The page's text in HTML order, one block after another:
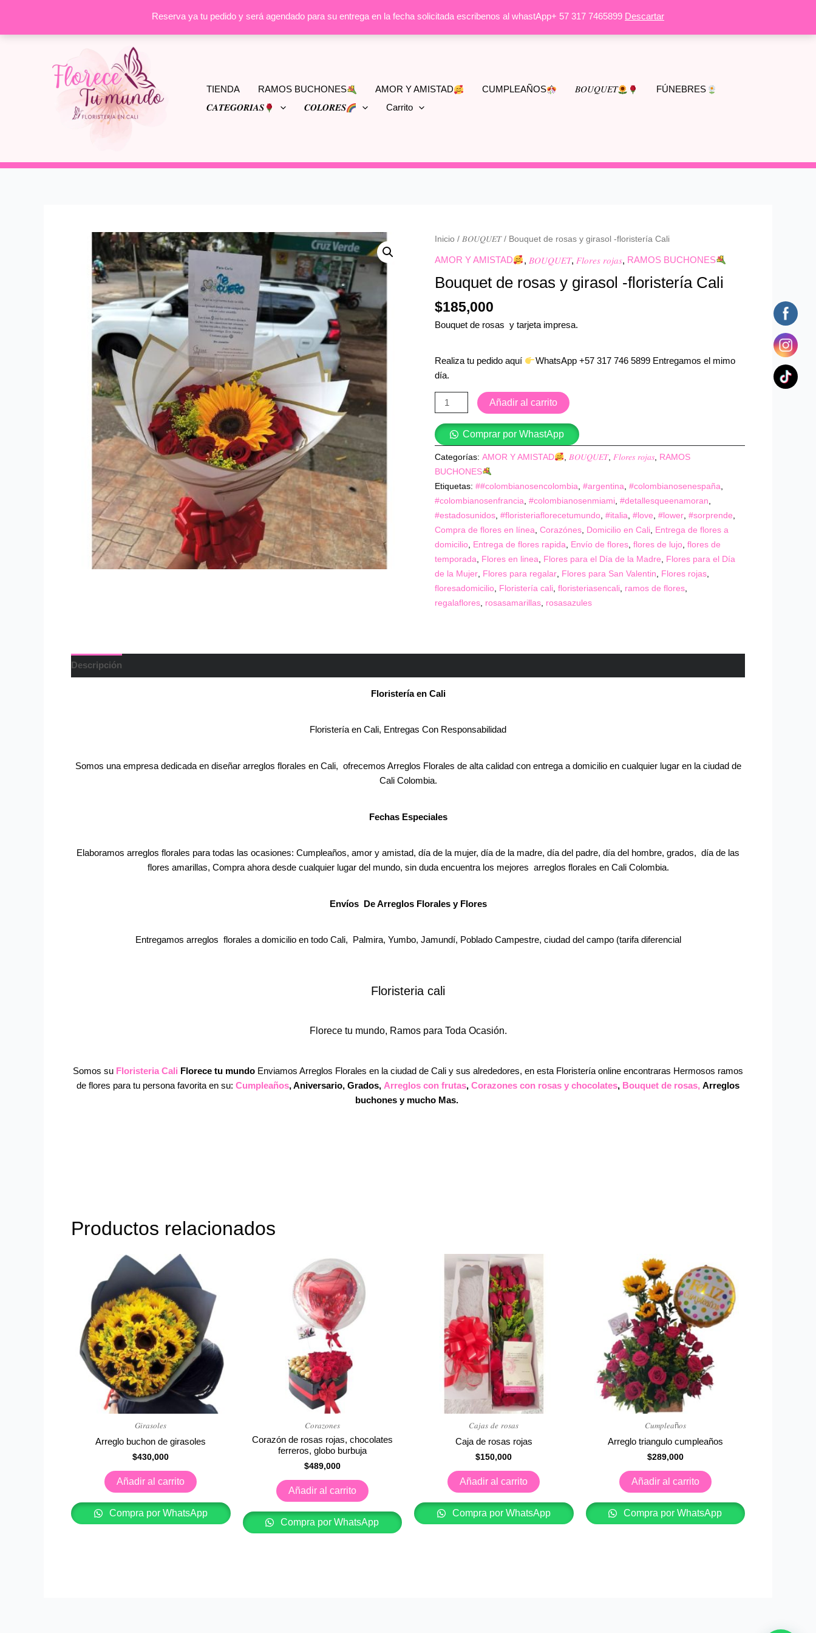
Reserva ya tu pedido y será agendado para su entrega en la fecha solicitada escribenos al whastApp+ 57 317 7465899 Descartar
TIENDA
RAMOS BUCHONES AMOR Y AMISTAD CUMPLEAÑOS 𝐵𝑂𝑈𝑄𝑈𝐸𝑇
FÚNEBRES
𝑪𝑨𝑻𝑬𝑮𝑶𝑹𝑰𝑨𝑺
𝑪𝑶𝑳𝑶𝑹𝑬𝑺 Carrito
Inicio /𝐵𝑂𝑈𝑄𝑈𝐸𝑇/ Bouquet de rosas y girasol -floristería Cali
AMOR Y AMISTAD 𝐵𝑂𝑈𝑄𝑈𝐸𝑇, 𝐹𝑙𝑜𝑟𝑒𝑠 𝑟𝑜𝑗𝑎𝑠, RAMOS BUCHONES
Bouquet de rosas y girasol -floristería Cali
$185,000
Bouquet de rosas y tarjeta impresa.
Realiza tu pedido aquí
WhatsApp +57 317 746 5899 Entregamos el mimo
día.
Bouquet
y
-
floristería
cantidad
Añadir al carrito
Comprar por WhastApp
Categorías:AMOR Y AMISTAD , 𝐵𝑂𝑈𝑄𝑈𝐸𝑇, 𝐹𝑙𝑜𝑟𝑒𝑠 𝑟𝑜𝑗𝑎𝑠, RAMOS
BUCHONES
Etiquetas:##colombianosencolombia,#argentina,#colombianosenespaña,
#colombianosenfrancia,#colombianosenmiami,#detallesqueenamoran,
#estadosunidos,#floristeriaflorecetumundo,#italia,#love,#lower,#sorprende,
Compra de flores en línea,Corazónes, Domicilio en Cali, Entrega de flores a
domicilio, Entrega de flores rapida, Envío de flores,flores de lujo,flores de
temporada, Flores en linea, Flores para el Día de la Madre, Flores para el Día
de la Mujer, Flores para regalar, Flores para San Valentin, Flores rojas,
floresadomicilio, Floristería cali,floristeriasencali, ramos de flores,
regalaflores, rosasamarillas, rosasazules
Descripción
Floristería en Cali
Floristería en Cali, Entregas Con Responsabilidad
Somos una empresa dedicada en diseñar arreglos florales en Cali, ofrecemos Arreglos Florales de alta calidad con entrega a domicilio en cualquier lugar en la ciudad de
Cali Colombia.
Fechas Especiales
Elaboramos arreglos florales para todas las ocasiones: Cumpleaños, amor y amistad, día de la mujer, día de la madre, día del padre, día del hombre, grados, día de las
flores amarillas, Compra ahora desde cualquier lugar del mundo, sin duda encuentra los mejores arreglos florales en Cali Colombia.
Envíos De Arreglos Florales y Flores
Entregamos arreglos florales a domicilio en todo Cali, Palmira, Yumbo, Jamundí, Poblado Campestre, ciudad del campo (tarifa diferencial
Floristeria cali
Florece tu mundo, Ramos para Toda Ocasión.
Somos su Floristeria Cali Florece tu mundo Enviamos Arreglos Florales en la ciudad de Cali y sus alrededores, en esta Floristería online encontraras Hermosos ramos
de flores para tu persona favorita en su: Cumpleaños, Aniversario, Grados, Arreglos con frutas, Corazones con rosas y chocolates, Bouquet de rosas, Arreglos
buchones y mucho Mas.
Productos relacionados
𝐺𝑖𝑟𝑎𝑠𝑜𝑙𝑒𝑠
Arreglo buchon de girasoles
$430,000
Añadir al carrito
Compra por WhatsApp
𝐶𝑜𝑟𝑎𝑧𝑜𝑛𝑒𝑠
Corazón de rosas rojas, chocolates
ferreros, globo burbuja
$489,000
Añadir al carrito
Compra por WhatsApp
𝐶𝑎𝑗𝑎𝑠 𝑑𝑒 𝑟𝑜𝑠𝑎𝑠
Caja de rosas rojas
$150,000
Añadir al carrito
Compra por WhatsApp
𝐶𝑢𝑚𝑝𝑙𝑒𝑎ñ𝑜𝑠
Arreglo triangulo cumpleaños
$289,000
Añadir al carrito
Compra por WhatsApp